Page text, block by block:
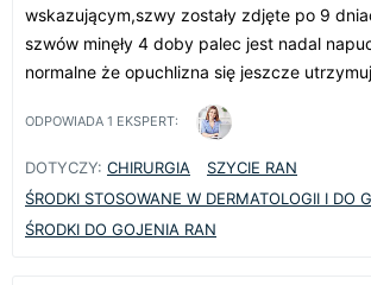
wskazującym,szwy zostały zdjęte po 9
szwów minęły 4 doby palec jest nadal
normalne że opuchlizna się jeszcze
ODPOWIADA 1 EKSPERT:
DOTYCZY: CHIRURGIA
SZYCIE RAN
ŚRODKI STOSOWANE W DERMATOLOGII I DO
ŚRODKI DO GOJENIA RAN